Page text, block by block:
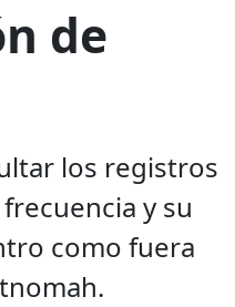
de
los registros
y su
como fuera